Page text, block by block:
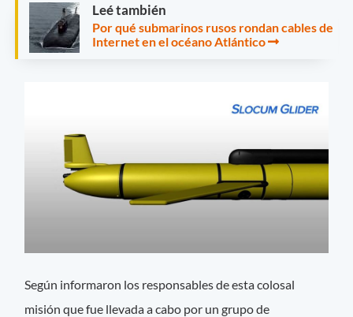
Leé también
Por qué submarinos rusos rondan cables de
Internet en el océano Atlántico
Según informaron los responsables de esta colosal
misión que fue llevada a cabo por un grupo de